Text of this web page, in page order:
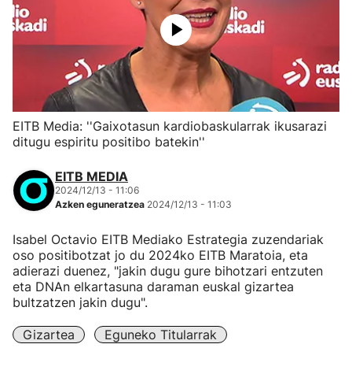
EITB Media: ''Gaixotasun kardiobaskularrak ikusarazi
ditugu espiritu positibo batekin''
EITB MEDIA
2024/12/13 - 11:06
Azken eguneratzea 2024/12/13 - 11:03
Isabel Octavio EITB Mediako Estrategia zuzendariak
oso positibotzat jo du 2024ko EITB Maratoia, eta
adierazi duenez, "jakin dugu gure bihotzari entzuten
eta DNAn elkartasuna daraman euskal gizartea
bultzatzen jakin dugu".
Gizartea Eguneko Titularrak